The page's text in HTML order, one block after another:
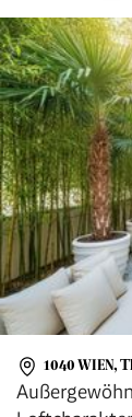
1040 WIEN,